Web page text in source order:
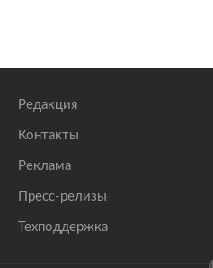
Редакция
Контакты
Реклама
Пресс-релизы
Техподдержка